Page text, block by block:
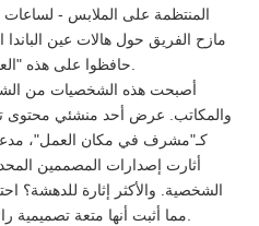
المنتظمة على الملابس - لساعات
مازح الفريق حول هالات عين
حافظوا على هذه "العيوب" كعلامة مميزة لكل شخصية.
أصبحت هذه الشخصيات من
والمكاتب. عرض أحد منشئي محتوى
كـ"مشرف في مكان العمل"،
أثارت إصدارات المصممين
الشخصية. والأكثر إثارة للدهشة؟
مما أثبت أنها متعة تصميمية رائعة للصغار والكبار على حد سواء.